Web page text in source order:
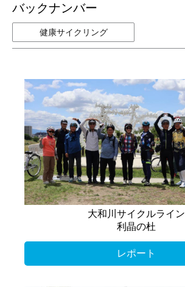
バックナンバー
健康サイクリング
大和川サイクルライン
利晶の杜
レポート